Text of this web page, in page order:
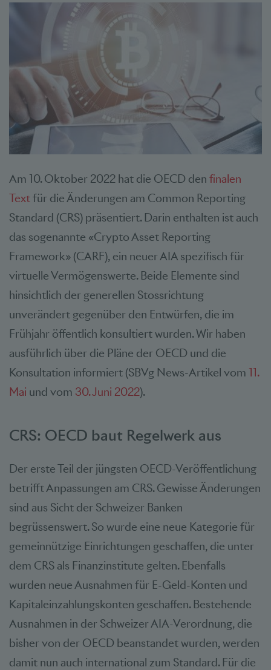
Am 10. Oktober 2022 hat die OECD den finalen
Textfür die Änderungen am Common Reporting
Standard (CRS) präsentiert. Darin enthalten ist auch
das sogenannte «Crypto Asset Reporting
Framework» (CARF), ein neuer AIA spezifisch für
virtuelle Vermögenswerte. Beide Elemente sind
hinsichtlich der generellen Stossrichtung
unverändert gegenüber den Entwürfen, die im
Frühjahr öffentlich konsultiert wurden. Wir haben
ausführlich über die Pläne der OECD und die
Konsultation informiert (SBVg News-Artikel vom 11.
Mai und vom 30. Juni 2022).
CRS: OECD baut Regelwerk aus
Der erste Teil der jüngsten OECD-Veröffentlichung
betrifft Anpassungen am CRS. Gewisse Änderungen
sind aus Sicht der Schweizer Banken
begrüssenswert. So wurde eine neue Kategorie für
gemeinnützige Einrichtungen geschaffen, die unter
dem CRS als Finanzinstitute gelten. Ebenfalls
wurden neue Ausnahmen für E-Geld-Konten und
Kapitaleinzahlungskonten geschaffen. Bestehende
Ausnahmen in der Schweizer AIA-Verordnung, die
bisher von der OECD beanstandet wurden, werden
damit nun auch international zum Standard. Für die